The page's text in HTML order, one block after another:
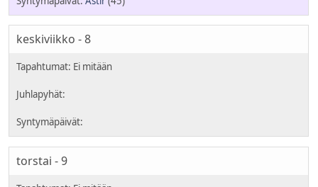
keskiviikko - 8
torstai - 9